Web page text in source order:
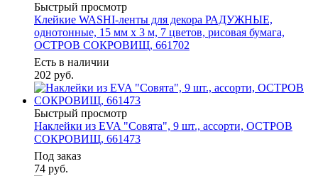
Быстрый просмотр
Клейкие WASHI-ленты для декора РАДУЖНЫЕ,
однотонные, 15 мм х 3 м, 7 цветов, рисовая бумага,
ОСТРОВ СОКРОВИЩ, 661702
Есть в наличии
202 руб.
Быстрый просмотр
Наклейки из EVA "Совята", 9 шт., ассорти, ОСТРОВ
СОКРОВИЩ, 661473
Под заказ
74 руб.